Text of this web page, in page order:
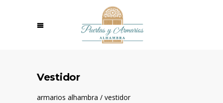
Vestidor
armarios alhambra / vestidor